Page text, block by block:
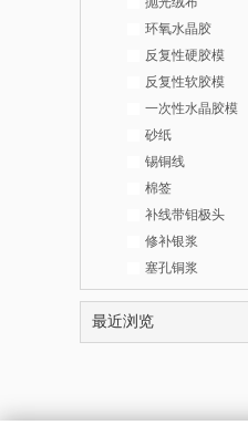
环氧水晶胶
反复性硬胶模
反复性软胶模
一次性水晶胶模
砂纸
锡铜线
棉签
补线带钼极头
修补银浆
塞孔铜浆
最近浏览